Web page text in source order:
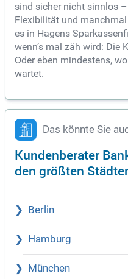
sind sicher nicht sinnlos
Flexibilität und
es in Hagens
wenn’s mal zäh wird: Die
Oder eben mindestens,
wartet.
Das könnte Sie
Kundenberater
den größten
Berlin
Hamburg
München